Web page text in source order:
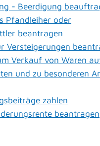
- Beerdigung
Pfandleiher oder
beantragen
Versteigerungen
Verkauf von Waren
und zu besonderen
zahlen
beantragen